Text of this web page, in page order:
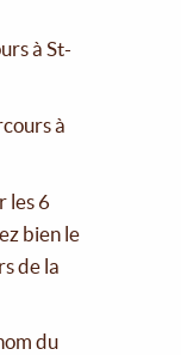
à St-
à
les 6
bien le
de la
du